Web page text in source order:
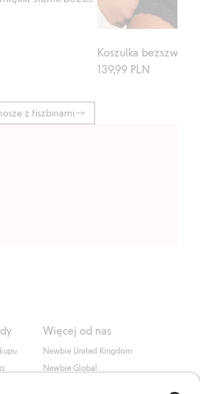
139,99 PLN
z fiszbinami
Więcej od nas
Newbie United Kingdom
Newbie Global